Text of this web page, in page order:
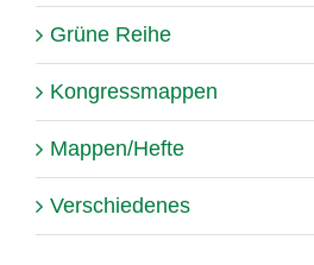
Grüne Reihe
Kongressmappen
Mappen/Hefte
Verschiedenes